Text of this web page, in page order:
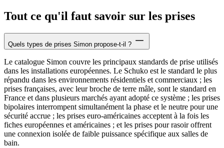
Tout ce qu'il faut savoir sur les prises
Quels types de prises Simon propose-t-il ?
Le catalogue Simon couvre les principaux standards de prise utilisés
dans les installations européennes. Le Schuko est le standard le plus
répandu dans les environnements résidentiels et commerciaux ; les
prises françaises, avec leur broche de terre mâle, sont le standard en
France et dans plusieurs marchés ayant adopté ce système ; les prises
bipolaires interrompent simultanément la phase et le neutre pour une
sécurité accrue ; les prises euro-américaines acceptent à la fois les
fiches européennes et américaines ; et les prises pour rasoir offrent
une connexion isolée de faible puissance spécifique aux salles de
bain.